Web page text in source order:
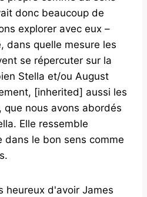
donc beaucoup de
explorer avec eux –
dans quelle mesure les
se répercuter sur la
Stella et/ou August
[inherited] aussi les
nous avons abordés
Elle ressemble
dans le bon sens comme
heureux d'avoir James